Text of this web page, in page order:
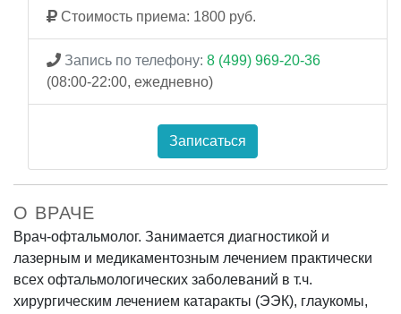
Стоимость приема: 1800 руб.
Запись по телефону: 8 (499) 969-20-36
(08:00-22:00, ежедневно)
Записаться
О ВРАЧЕ
Врач-офтальмолог. Занимается диагностикой и
лазерным и медикаментозным лечением практически
всех офтальмологических заболеваний в т.ч.
хирургическим лечением катаракты (ЭЭК), глаукомы,